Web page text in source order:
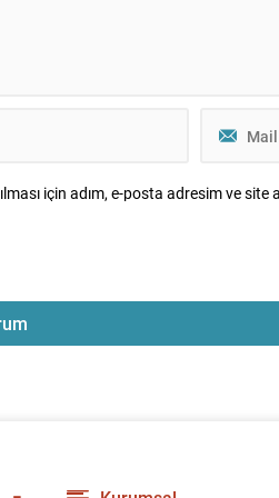
için adım, e-posta adresim ve site